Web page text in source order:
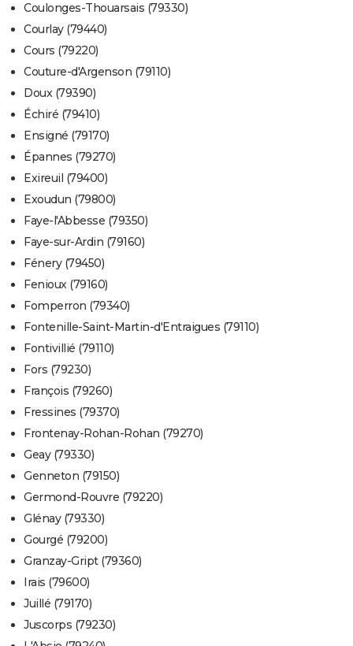
Coulonges-Thouarsais (79330)
Courlay (79440)
Cours (79220)
Couture-d'Argenson (79110)
Doux (79390)
Échiré (79410)
Ensigné (79170)
Épannes (79270)
Exireuil (79400)
Exoudun (79800)
Faye-l'Abbesse (79350)
Faye-sur-Ardin (79160)
Fénery (79450)
Fenioux (79160)
Fomperron (79340)
Fontenille-Saint-Martin-d'Entraigues (79110)
Fontivillié (79110)
Fors (79230)
François (79260)
Fressines (79370)
Frontenay-Rohan-Rohan (79270)
Geay (79330)
Genneton (79150)
Germond-Rouvre (79220)
Glénay (79330)
Gourgé (79200)
Granzay-Gript (79360)
Irais (79600)
Juillé (79170)
Juscorps (79230)